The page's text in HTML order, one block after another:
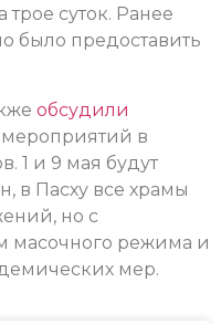
трое суток. Ранее
было предоставить
обсудили
в
1 и 9 мая будут
в Пасху все храмы
но с
масочного режима и
мер.